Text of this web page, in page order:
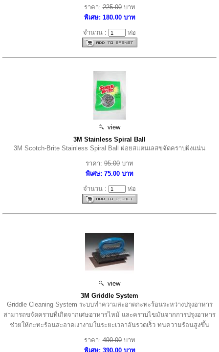
ราคา:225.00บาท
พิเศษ: 180.00 บาท
จำนวน : ห่อ
view
3M Stainless Spiral Ball
3M Scotch-Brite Stainless Spiral Ball ฝอยสแตนเลสขจัดคราบฝังแน่น
ราคา: 95.00 บาท
พิเศษ: 75.00 บาท
จำนวน : ห่อ
view
3M Griddle System
Griddle Cleaning System ระบบทำความสะอาดกะทะร้อนระหว่างปรุงอาหาร
สามารถขจัดคราบที่เกิดจากเศษอาหารไหม้ และคราบไขมันจากการปรุงอาหาร
ช่วยให้กะทะร้อนสะอาดเงางามในระยะเวลาอันรวดเร็ว ทนความร้อนสูงขึ้น
ราคา:490.00บาท
พิเศษ: 390.00 บาท